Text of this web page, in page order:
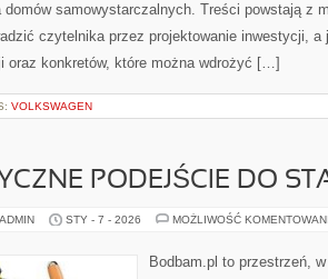
domów samowystarczalnych. Treści powstają z
czytelnika przez projektowanie inwestycji, a
oraz konkretów, które można wdrożyć […]
VOLKSWAGEN
PODEJŚCIE DO
STY - 7 - 2026 MOŻLIWOŚĆ
Bodbam.pl to przestrzeń,